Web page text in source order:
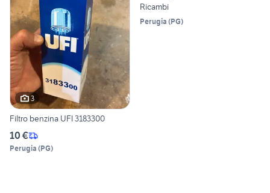
3
Filtro benzina UFI 3183300
10 €
Perugia (PG)
Ricambi
Perugia (PG)